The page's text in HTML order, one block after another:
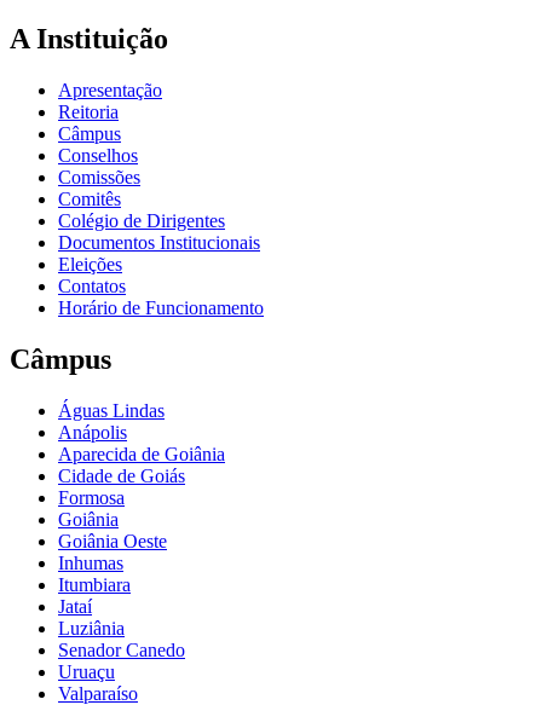
A Instituição
Apresentação
Reitoria
Câmpus
Conselhos
Comissões
Comitês
Colégio de Dirigentes
Documentos Institucionais
Eleições
Contatos
Horário de Funcionamento
Câmpus
Águas Lindas
Anápolis
Aparecida de Goiânia
Cidade de Goiás
Formosa
Goiânia
Goiânia Oeste
Inhumas
Itumbiara
Jataí
Luziânia
Senador Canedo
Uruaçu
Valparaíso